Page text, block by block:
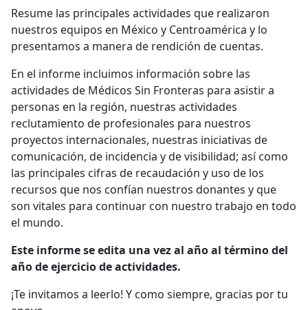
Resume las principales actividades que realizaron
nuestros equipos en México y Centroamérica y lo
presentamos a manera de rendición de cuentas.
En el informe incluimos información sobre las
actividades de Médicos Sin Fronteras para asistir a
personas en la región, nuestras actividades
reclutamiento de profesionales para nuestros
proyectos internacionales, nuestras iniciativas de
comunicación, de incidencia y de visibilidad; así como
las principales cifras de recaudación y uso de los
recursos que nos confían nuestros donantes y que
son vitales para continuar con nuestro trabajo en todo
el mundo.
Este informe se edita una vez al año al término del
año de ejercicio de actividades.
¡Te invitamos a leerlo! Y como siempre, gracias por tu